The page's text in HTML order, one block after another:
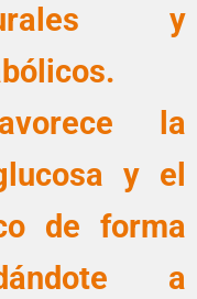
y
la
y el
de forma
a